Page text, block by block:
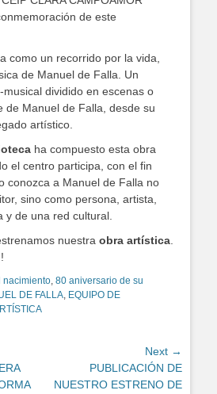
de este
como un recorrido por la vida,
de Manuel de Falla. Un
dividido en escenas o
de Manuel de Falla, desde su
artístico.
ha compuesto esta obra
el centro participa, con el fin
conozca a Manuel de Falla no
sino como persona, artista,
y de una red cultural.
nuestra obra artística
nacimiento, 80 aniversario de su
DE FALLA, EQUIPO DE
Next →
post:
PUBLICACIÓN DE
NUESTRO ESTRENO DE